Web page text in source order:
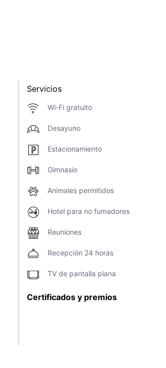
Servicios
Wi-Fi gratuito
Desayuno
Estacionamiento
Gimnasio
Animales permitidos
Hotel para no fumadores
Reuniones
Recepción 24 horas
TV de pantalla plana
Certificados y premios